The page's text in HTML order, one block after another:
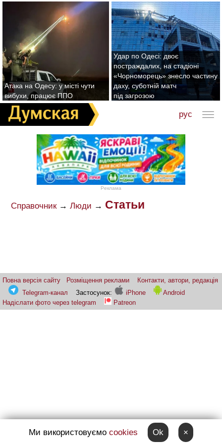
Атака на Одесу: у місті чути
вибухи, працює ППО
Удар по Одесі: двоє
постраждалих, на стадіоні
«Чорноморець» знесло частину
даху, суботній матч
під загрозою
рус
Реклама
Справочник→ Люди → Статьи
Повна версія сайту Розміщення реклами
Контакти, автори, редакція
Telegram-канал
Застосунок: iPhone
Android
Надіслати фото через telegram
Patreon
Ми використовуємо cookies Ok ×